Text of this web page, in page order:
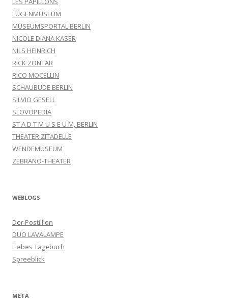
LÜGENMUSEUM
MUSEUMSPORTAL BERLIN
NICOLE DIANA KÄSER
NILS HEINRICH
RICK ZONTAR
RICO MOCELLIN
SCHAUBUDE BERLIN
SILVIO GESELL
SLOVOPEDIA
ST A D T M U S E U M, BERLIN
THEATER ZITADELLE
WENDEMUSEUM
ZEBRANO-THEATER
WEBLOGS
Der Postillion
DUO LAVALAMPE
Liebes Tagebuch
Spreeblick
META